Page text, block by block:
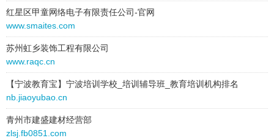
2025-07-21 to 2025-07-21
type: text
behavior:
follow
2025-07-21 to 2025-07-21
type: text
text: 教程资料
zrgs.fuwang-lai.cn
zux.fuwang-lai.cn
zyhq9o.fuwang-lai.cn
zz69s.fuwang-lai.cn
zzil.fuwang-lai.cn
红星区甲童网络电子有限责任公司-官网
www.smaites.com
苏州虹乡装饰工程有限公司
www.raqc.cn
【宁波教育宝】宁波培训学校_培训辅导班_教育培训机构排名
nb.jiaoyubao.cn
青州市建盛建材经营部
zlsj.fb0851.com